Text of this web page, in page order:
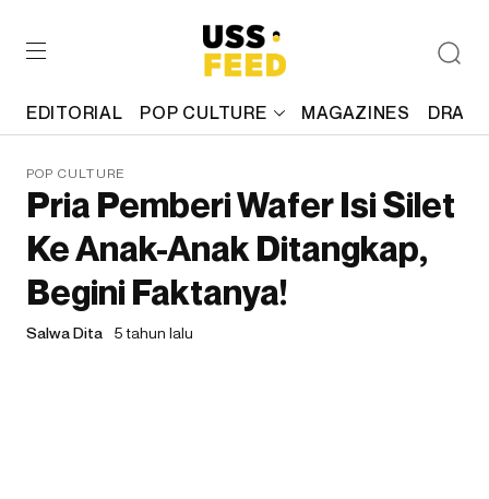
EDITORIAL POP CULTURE MAGAZINES
POP CULTURE
Pria Pemberi Wafer Isi Silet
Ke Anak-Anak Ditangkap,
Begini Faktanya!
Salwa Dita 5 tahun lalu